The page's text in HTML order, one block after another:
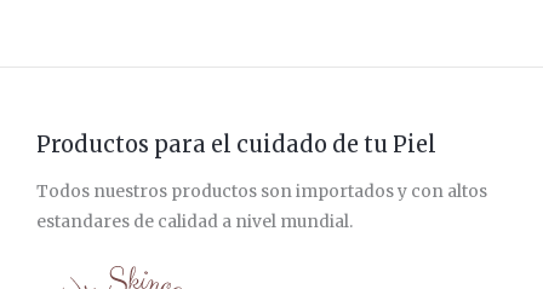
Productos para el cuidado de tu Piel
Todos nuestros productos son importados y con altos
estandares de calidad a nivel mundial.